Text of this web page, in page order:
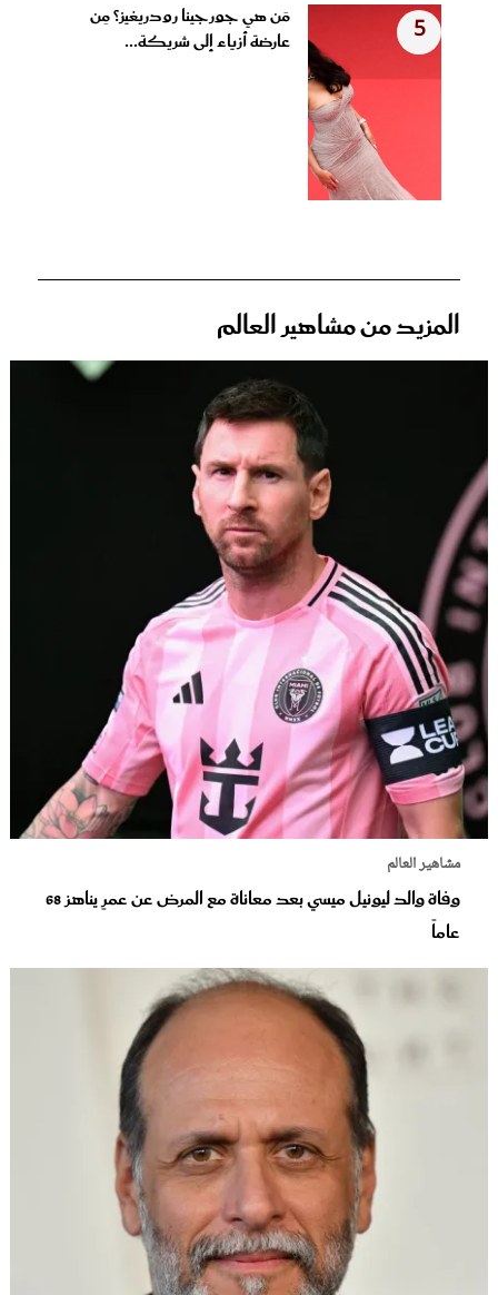
5
مَن هي جورجينا رودريغيز؟ مِن
عارضة أزياء إلى شريكة...
المزيد من مشاهير العالم
مشاهير العالم
وفاة والد ليونيل ميسي بعد معاناة مع المرض عن عمرٍ يناهز 68
عاماً